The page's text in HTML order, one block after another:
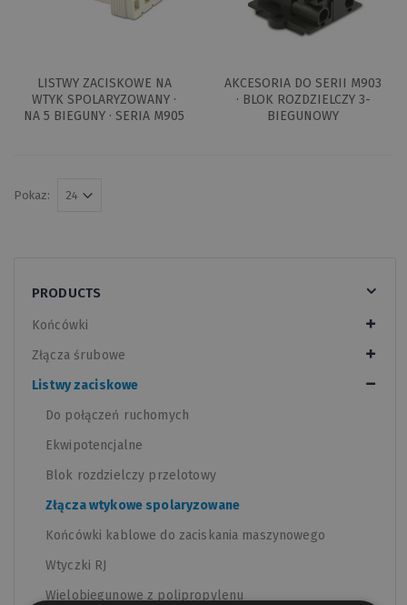
LISTWY ZACISKOWE NA
WTYK SPOLARYZOWANY ·
NA 5 BIEGUNY · SERIA M905
AKCESORIA DO SERII M903
· BLOK ROZDZIELCZY 3-
BIEGUNOWY
Pokaz:
PRODUCTS
Końcówki
Złącza śrubowe
Listwy zaciskowe
Do połączeń ruchomych
Ekwipotencjalne
Blok rozdzielczy przelotowy
Złącza wtykowe spolaryzowane
Końcówki kablowe do zaciskania maszynowego
Wtyczki RJ
Wielobiegunowe z polipropylenu